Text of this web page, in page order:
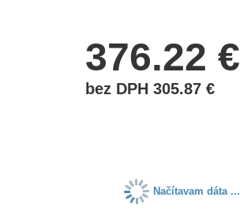
376.22€
bez DPH 305.87€
Načítavam dáta ...